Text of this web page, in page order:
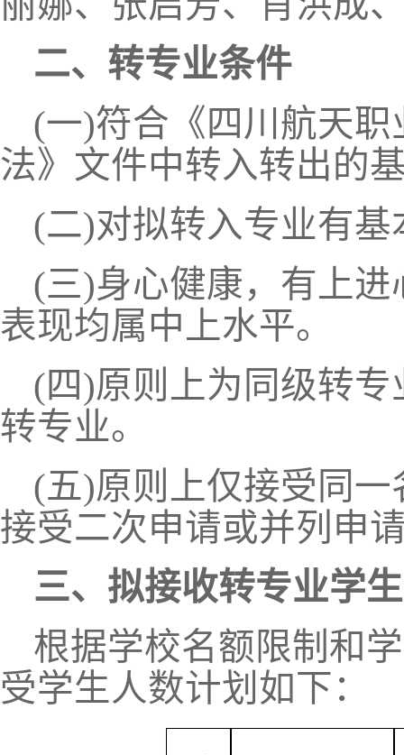
二、转专业条件
(一)符合《四川航天
法》文件中转入转出的
(二)对拟转入专业有
(三)身心健康，有上
表现均属中上水平。
(四)原则上为同级转
转专业。
(五)原则上仅接受同
接受二次申请或并列申
三、拟接收转专业学
根据学校名额限制和
受学生人数计划如下：